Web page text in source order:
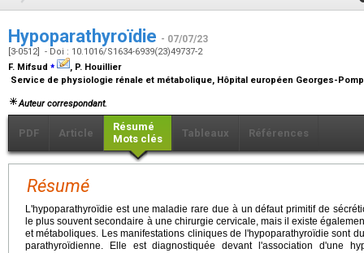
Hypoparathyroïdie - 07/07/23
[3-0512] - Doi : 10.1016/S1634-6939(23)49737-2
F. Mifsud ⁎
, P. Houillier
Service de physiologie rénale et métabolique, Hôpital européen Georges-
Auteur correspondant.
PDF Article
Résumé
Mots clés
Tableaux Références
Résumé
L'hypoparathyroïdie est une maladie rare due à un défaut primitif de
le plus souvent secondaire à une chirurgie cervicale, mais il existe
et métaboliques. Les manifestations cliniques de l'hypoparathyroïdie sont
parathyroïdienne. Elle est diagnostiquée devant l'association d'une